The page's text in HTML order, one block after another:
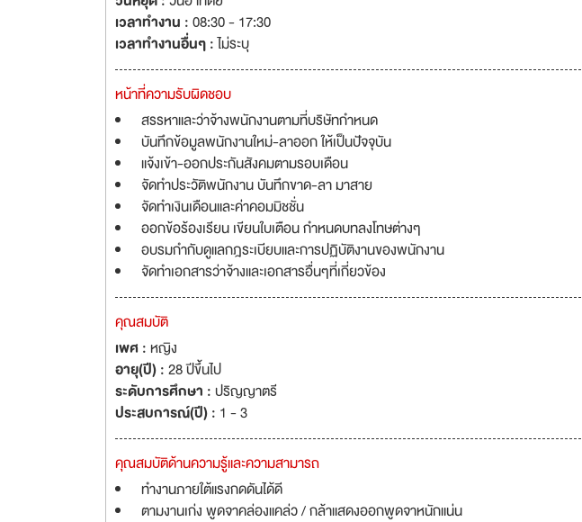
เวลาทำงาน :08:30 - 17:30
เวลาทำงานอื่นๆ :ไม่ระบุ
หน้าที่ความรับผิดชอบ
สรรหาและว่าจ้างพนักงานตามที่บริษัทกำหนด
บันทึกข้อมูลพนักงานใหม่-ลาออก ให้เป็นปัจจุบัน
แจ้งเข้า-ออกประกันสังคมตามรอบเดือน
จัดทำประวัติพนักงาน บันทึกขาด-ลา มาสาย
จัดทำเงินเดือนและค่าคอมมิชชั่น
ออกข้อร้องเรียน เขียนใบเตือน กำหนดบทลงโทษต่างๆ
อบรมกำกับดูแลกฎระเบียบและการปฏิบัติงานของพนักงาน
จัดทำเอกสารว่าจ้างและเอกสารอื่นๆที่เกี่ยวข้อง
คุณสมบัติ
เพศ :หญิง
อายุ(ปี) :28 ปีขึ้นไป
ระดับการศึกษา :ปริญญาตรี
ประสบการณ์(ปี) : 1 - 3
คุณสมบัติด้านความรู้และความสามารถ
ทำงานภายใต้แรงกดดันได้ดี
ตามงานเก่ง พูดจาคล่องแคล่ว / กล้าแสดงออกพูดจาหนักแน่น